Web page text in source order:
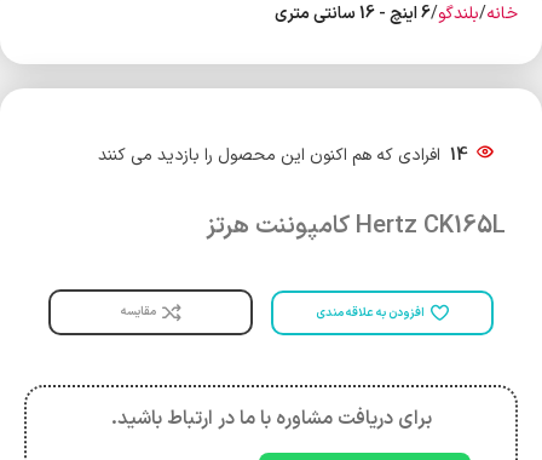
خانه بلندگو 6 اینچ - 16 سانتی متری
14 افرادی که هم اکنون این محصول را بازدید می کنند
Hertz CK165L کامپوننت هرتز
افزودن به علاقه مندی مقایسه
برای دریافت مشاوره با ما در ارتباط باشید.